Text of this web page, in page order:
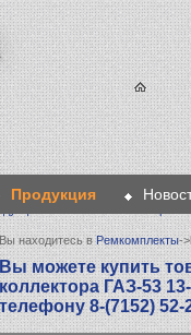
Продукция
Вы находитесь вРемкомплекты->
Вы можете купить
коллектора ГАЗ-53
телефону 8-(7152) 52-